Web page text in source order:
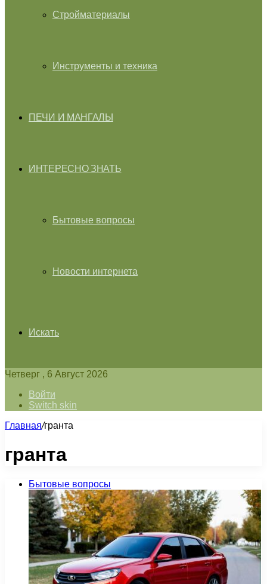
Стройматериалы
Инструменты и техника
ПЕЧИ И МАНГАЛЫ
ИНТЕРЕСНО ЗНАТЬ
Бытовые вопросы
Новости интернета
Искать
Четверг , 6 Август 2026
Войти
Switch skin
Главная/гранта
гранта
Бытовые вопросы